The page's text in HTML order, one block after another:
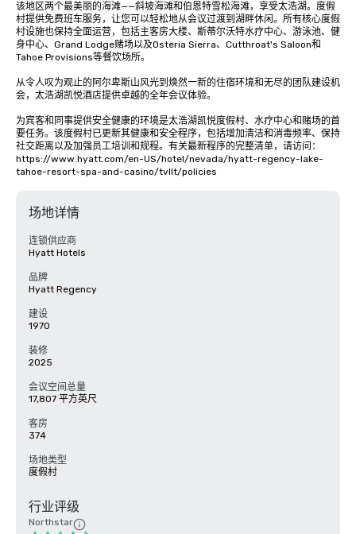
该地区两个最美丽的海滩——斜坡海滩和伯恩特雪松海滩，享受太浩湖。度假
村提供免费班车服务，让您可以轻松地从会议过渡到湖畔休闲。所有核心度假
村设施也保持全面运营，包括主客房大楼、斯蒂尔沃特水疗中心、游泳池、健
身中心、Grand Lodge赌场以及Osteria Sierra、Cutthroat's Saloon和
Tahoe Provisions等餐饮场所。
从令人叹为观止的阿尔卑斯山风光到焕然一新的住宿环境和无尽的团队建设机
会，太浩湖凯悦酒店提供卓越的全年会议体验。
为宾客和同事提供安全健康的环境是太浩湖凯悦度假村、水疗中心和赌场的首
要任务。该度假村已更新其健康和安全程序，包括增加清洁和消毒频率、保持
社交距离以及加强员工培训和规程。有关最新程序的完整清单，请访问：
https://www.hyatt.com/en-US/hotel/nevada/hyatt-regency-lake-
tahoe-resort-spa-and-casino/tvllt/policies
场地详情
连锁供应商
Hyatt Hotels
品牌
Hyatt Regency
建设
1970
装修
2025
会议空间总量
17,807 平方英尺
客房
374
场地类型
度假村
行业评级
Northstar